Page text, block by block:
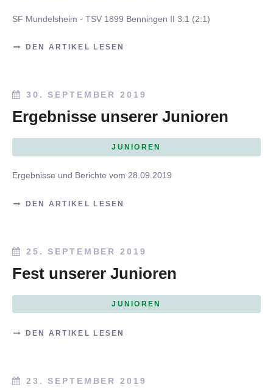
SF Mundelsheim - TSV 1899 Benningen II 3:1 (2:1)
DEN ARTIKEL LESEN
30. SEPTEMBER 2019
Ergebnisse unserer Junioren
JUNIOREN
Ergebnisse und Berichte vom 28.09.2019
DEN ARTIKEL LESEN
25. SEPTEMBER 2019
Fest unserer Junioren
JUNIOREN
DEN ARTIKEL LESEN
23. SEPTEMBER 2019